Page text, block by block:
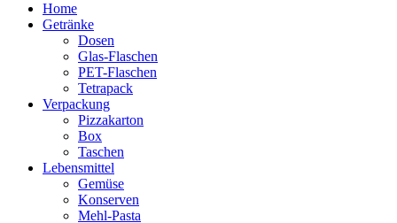
Home
Getränke
Dosen
Glas-Flaschen
PET-Flaschen
Tetrapack
Verpackung
Pizzakarton
Box
Taschen
Lebensmittel
Gemüse
Konserven
Mehl-Pasta